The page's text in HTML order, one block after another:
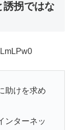
誘拐ではな
けを求め
ンターネッ